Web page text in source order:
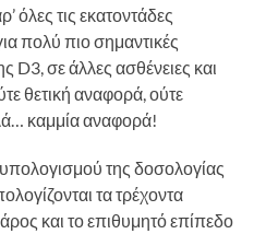
όλες τις εκατοντάδες
πολύ πιο σημαντικές
D3, σε άλλες ασθένειες και
θετική αναφορά, ούτε
καμμία αναφορά!
της δοσολογίας
τα τρέχοντα
και το επιθυμητό επίπεδο